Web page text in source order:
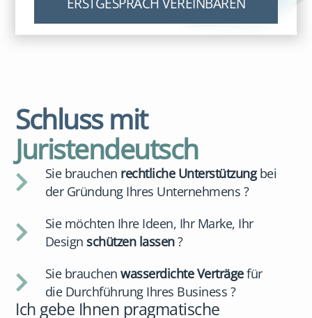
Schluss mit
Juristendeutsch
Sie brauchen rechtliche Unterstützungbei
der Gründung Ihres Unternehmens ?
Sie möchten Ihre Ideen, Ihr Marke, Ihr
Design schützen lassen?
Sie brauchenwasserdichte Verträgefür
die Durchführung Ihres Business ?
Ich gebe Ihnen pragmatische